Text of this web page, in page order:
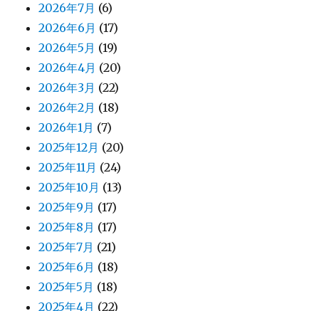
2026年7月 (6)
2026年6月 (17)
2026年5月 (19)
2026年4月 (20)
2026年3月 (22)
2026年2月 (18)
2026年1月 (7)
2025年12月 (20)
2025年11月 (24)
2025年10月 (13)
2025年9月 (17)
2025年8月 (17)
2025年7月 (21)
2025年6月 (18)
2025年5月 (18)
2025年4月 (22)